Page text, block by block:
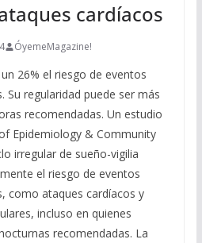
cardíacos
ÓyemeMagazine!
26% el riesgo de eventos
Su regularidad puede ser más
recomendadas. Un estudio
Epidemiology & Community
irregular de sueño-vigilia
el riesgo de eventos
como ataques cardíacos y
incluso en quienes
recomendadas. La